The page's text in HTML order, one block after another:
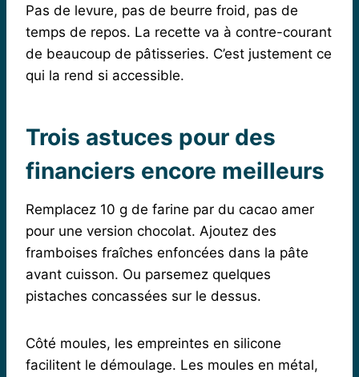
Pas de levure, pas de beurre froid, pas de
temps de repos. La recette va à contre-courant
de beaucoup de pâtisseries. C’est justement ce
qui la rend si accessible.
Trois astuces pour des
financiers encore meilleurs
Remplacez 10 g de farine par du cacao amer
pour une version chocolat. Ajoutez des
framboises fraîches enfoncées dans la pâte
avant cuisson. Ou parsemez quelques
pistaches concassées sur le dessus.
Côté moules, les empreintes en silicone
facilitent le démoulage. Les moules en métal,